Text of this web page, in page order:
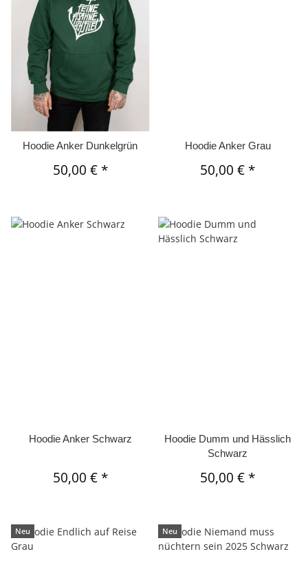
Hoodie Anker Dunkelgrün
50,00 € *
Hoodie Anker Grau
50,00 € *
Hoodie Anker Schwarz
50,00 € *
Hoodie Dumm und Hässlich
Schwarz
50,00 € *
Neu Neu